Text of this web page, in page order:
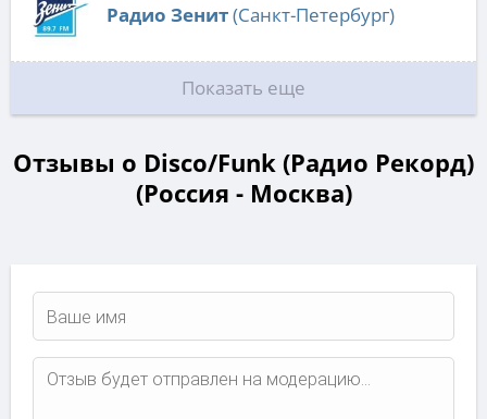
Радио Зенит(Санкт-Петербург)
Показать еще
Отзывы о Disco/Funk (Радио Рекорд)
(Россия - Москва)